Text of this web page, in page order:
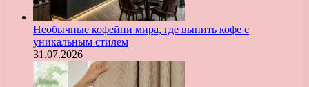
Необычные кофейни мира, где выпить кофе с
уникальным стилем
31.07.2026